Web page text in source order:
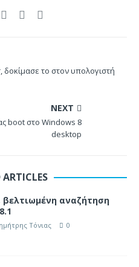
το στον υπολογιστή
NEXT
boot στο Windows 8
desktop
ARTICLES
βελτιωμένη αναζήτηση
Τόνιας 0